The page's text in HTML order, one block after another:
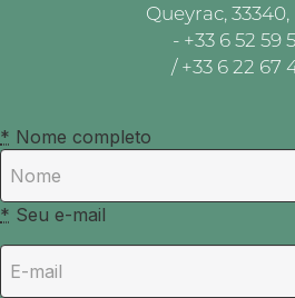
Queyrac,
- +33 6 52 59
/ +33 6 22 67
* Nome completo
* Seu e-mail